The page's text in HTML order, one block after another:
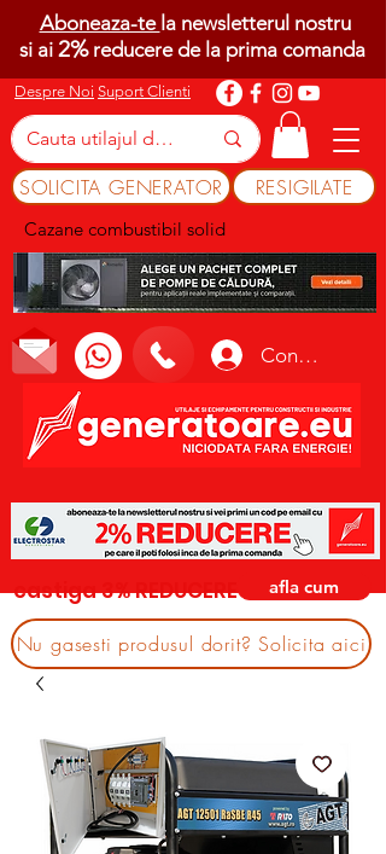
Despre Noi Suport Clienti
SOLICITA GENERATOR RESIGILATE
Cazane combustibil solid
Conectează-te
Aboneaza-te la newsletterul nostru
si ai 2%reducere de la prima comanda
castiga 3% REDUCERE afla cum
Nu gasesti produsul dorit? Solicita aici